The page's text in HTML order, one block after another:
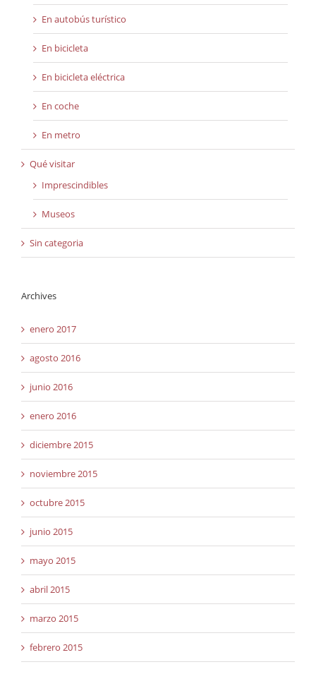
En autobús turístico
En bicicleta
En bicicleta eléctrica
En coche
En metro
Qué visitar
Imprescindibles
Museos
Sin categoria
Archives
enero 2017
agosto 2016
junio 2016
enero 2016
diciembre 2015
noviembre 2015
octubre 2015
junio 2015
mayo 2015
abril 2015
marzo 2015
febrero 2015